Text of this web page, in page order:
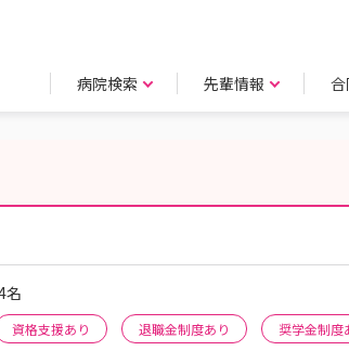
病院検索 先輩情報
名
資格支援あり 退職金制度あり 奨学金制度